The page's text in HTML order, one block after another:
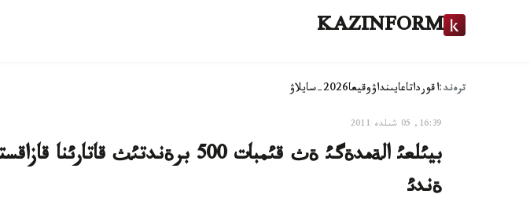
KAZINFORM
ترەند:اقورداتاعايىنداۋوقيعا2026-سايلاۋ
16:39, 05 شىلدە 2011
ةندئ